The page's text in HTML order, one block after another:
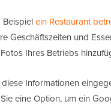
Beispielein Restaurant
Geschäftszeiten und
Ihres Betriebs
Informationen
eine Option, um ein